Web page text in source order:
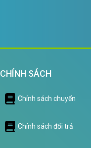
CHÍNH SÁCH
Chính sách chuyển
Chính sách đổi trả